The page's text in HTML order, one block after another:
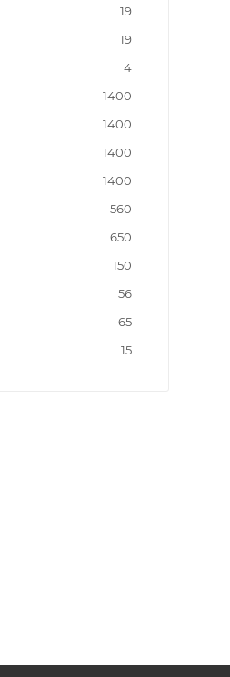
19
19
4
1400
1400
1400
1400
560
650
150
56
65
15